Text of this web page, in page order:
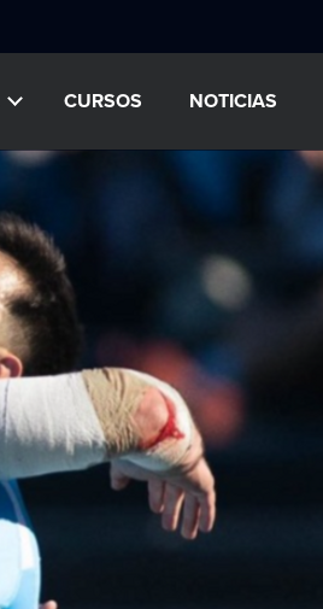
CURSOS NOTICIAS